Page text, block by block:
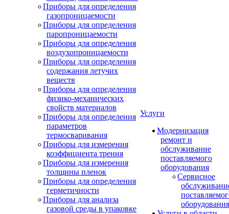
Приборы для определения
газопроницаемости
Приборы для определения
паропроницаемости
Приборы для определения
воздухопроницаемости
Приборы для определения
содержания летучих
веществ
Приборы для определения
физико-механических
свойств материалов
Приборы для определения
параметров
термосваривания
Приборы для измерения
коэффициента трения
Приборы для измерения
толщины пленок
Приборы для определения
герметичности
Приборы для анализа
газовой среды в упаковке
Услуги
Модернизация
ремонт и
обслуживание
поставляемого
оборудования
Сервисное
оборудования